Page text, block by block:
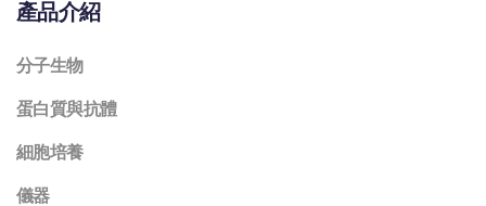
產品介紹
分子生物
蛋白質與抗體
細胞培養
儀器